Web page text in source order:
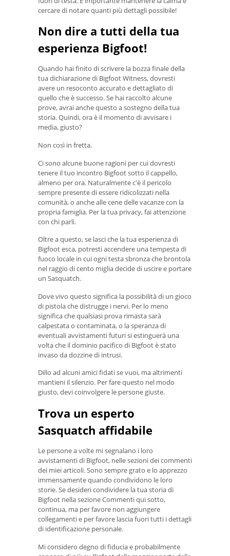
cercare di notare quanti più dettagli possibile!
Non dire a tutti della tua
esperienza Bigfoot!
Quando hai finito di scrivere la bozza finale della
tua dichiarazione di Bigfoot Witness, dovresti
avere un resoconto accurato e dettagliato di
quello che è successo. Se hai raccolto alcune
prove, avrai anche questo a sostegno della tua
storia. Quindi, ora è il momento di avvisare i
media, giusto?
Non così in fretta.
Ci sono alcune buone ragioni per cui dovresti
tenere il tuo incontro Bigfoot sotto il cappello,
almeno per ora. Naturalmente c'è il pericolo
sempre presente di essere ridicolizzati nella
comunità, o anche alle cene delle vacanze con la
propria famiglia. Per la tua privacy, fai attenzione
con chi parli.
Oltre a questo, se lasci che la tua esperienza di
Bigfoot esca, potresti accendere una tempesta di
fuoco locale in cui ogni testa sbronza che brontola
nel raggio di cento miglia decide di uscire e portare
un Sasquatch.
Dove vivo questo significa la possibilità di un gioco
di pistola che distrugge i nervi. Per lo meno
significa che qualsiasi prova rimasta sarà
calpestata o contaminata, o la speranza di
eventuali avvistamenti futuri si estinguerà una
volta che il dominio pacifico di Bigfoot è stato
invaso da dozzine di intrusi.
Dillo ad alcuni amici fidati se vuoi, ma altrimenti
mantieni il silenzio. Per fare questo nel modo
giusto, devi coinvolgere le persone giuste.
Trova un esperto
Sasquatch affidabile
Le persone a volte mi segnalano i loro
avvistamenti di Bigfoot, nelle sezioni dei commenti
dei miei articoli. Sono sempre grato e lo apprezzo
immensamente quando condividono le loro
storie. Se desideri condividere la tua storia di
Bigfoot nella sezione Commenti qui sotto,
continua, ma per favore non aggiungere
collegamenti e per favore lascia fuori tutti i dettagli
di identificazione personale.
Mi considero degno di fiducia e probabilmente